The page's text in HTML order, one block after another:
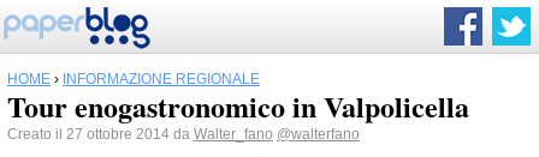
HOME › INFORMAZIONE REGIONALE
Tour enogastronomico in Valpolicella
Creato il 27 ottobre 2014 da Walter_fano @walterfano